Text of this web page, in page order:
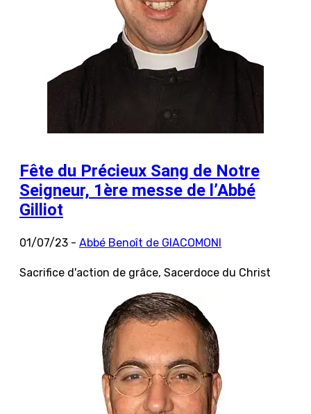
Fête du Précieux Sang de Notre
Seigneur, 1ère messe de l’Abbé
Gilliot
01/07/23 - Abbé Benoît de GIACOMONI
Sacrifice d'action de grâce, Sacerdoce du Christ